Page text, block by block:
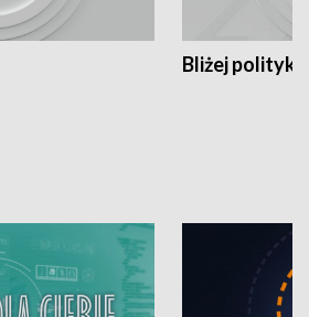
Bliżej polityki